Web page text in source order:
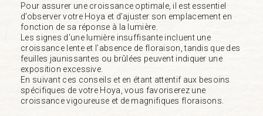
Pour assurer une croissance optimale, il est essentiel
d’observer votre Hoya et d’ajuster son emplacement en
fonction de sa réponse à la lumière.
Les signes d’une lumière insuffisante incluent une
croissance lente et l’absence de floraison, tandis que des
feuilles jaunissantes ou brûlées peuvent indiquer une
exposition excessive.
En suivant ces conseils et en étant attentif aux besoins
spécifiques de votre Hoya, vous favoriserez une
croissance vigoureuse et de magnifiques floraisons.